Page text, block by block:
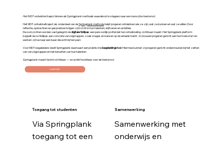
Het MDT-ontwikkeltraject binnen de Springplank methode: waardevolle stappen naar een kansrijke toekomst.
Het MDT-ontwikkeltraject als onderdeel van deSpringplank methodehelpt jongeren ontdekken wie ze zijn, wat ze kunnen en wat ze willen. Door
reflectie, opdrachten en gesprekken krijgen zij inzicht in hun talenten, drijfveren en ambities.
Deze inzichten worden vastgelegd in dedigitale Skillpas: een persoonlijk profiel dat hun ontwikkeling zichtbaar maakt. Het Springplank platform
koppelt deze Skillpas aan concrete vervolgstappen, zoals stages en kansen op de arbeidsmarkt. Zo bouwen jongeren gericht aan hun toekomst en
werken zij toe naar een baan die echt bij hen past.
Voor MDT-begeleiders biedt Springplank daarnaast een praktischebegeleidingstool. Hiermee kunnen zij jongeren gericht ondersteunen bij het zetten
van vervolgstappen en het benutten van hun talenten.
Springplank maakt talent zichtbaar — en actief inzetbaar voor de toekomst.
Lees hier
Toegang tot studenten
Via Springplank
toegang tot een
Samenwerking
Samenwerking met
onderwijs en